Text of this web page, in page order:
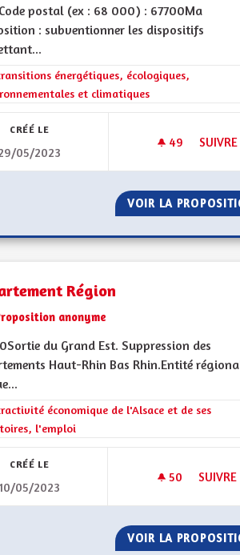
postal (ex : 68 000) : 67700Ma
: subventionner les dispositifs
les résultats de la catégorie : Les transitions
énergétiques, écologiques,
et climatiques
CRÉÉ LE
05/2023
49 49
SUIVRE
VOIR LA
Région
anonyme
du Grand Est. Suppression des
Haut-Rhin Bas Rhin.Entité
les résultats de la catégorie : L'attractivité
économique de l'Alsace et de ses
l'emploi
CRÉÉ LE
05/2023
50 50
SUIVRE
VOIR LA